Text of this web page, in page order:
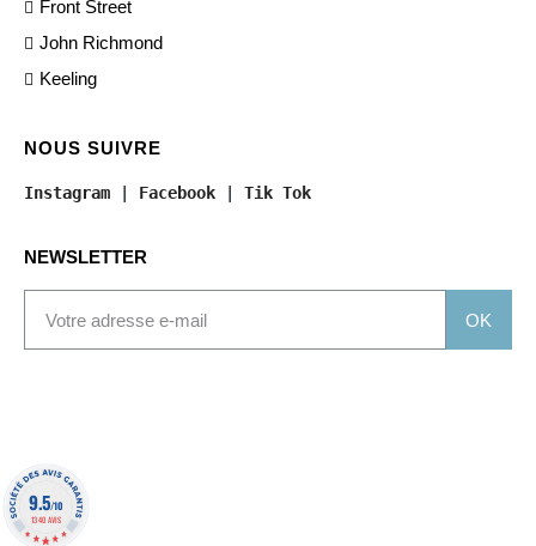
Front Street
John Richmond
Keeling
NOUS SUIVRE
Instagram Facebook Tik Tok
NEWSLETTER
OK
9.5/10
1340 AVIS